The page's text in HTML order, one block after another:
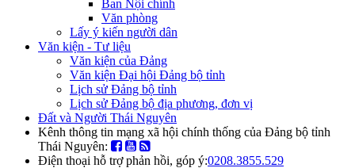
Ban Nội chính
Văn phòng
Lấy ý kiến người dân
Văn kiện - Tư liệu
Văn kiện của Đảng
Văn kiện Đại hội Đảng bộ tỉnh
Lịch sử Đảng bộ tỉnh
Lịch sử Đảng bộ địa phương, đơn vị
Đất và Người Thái Nguyên
Kênh thông tin mạng xã hội chính thống của Đảng bộ tỉnh
Thái Nguyên:
Điện thoại hỗ trợ phản hồi, góp ý:0208.3855.529